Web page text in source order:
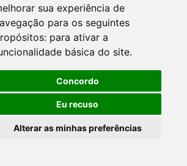
sua experiência de
para os seguintes
para ativar a
básica do site.
Concordo
Eu recuso
Alterar as minhas preferências